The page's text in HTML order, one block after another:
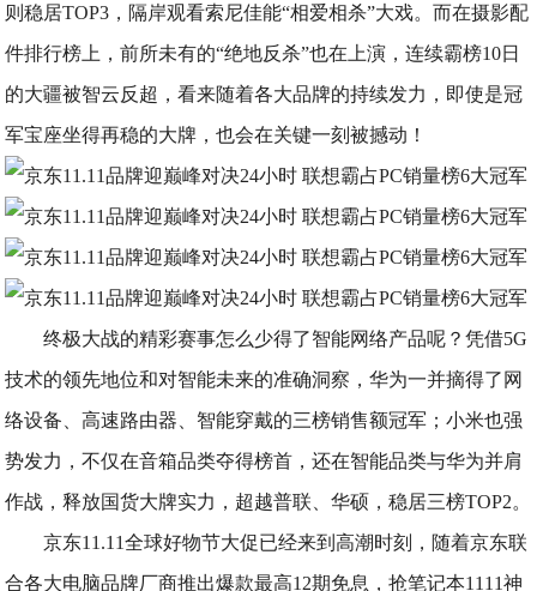
则稳居TOP3，隔岸观看索尼佳能“相爱相杀”大戏。而在摄影配
件排行榜上，前所未有的“绝地反杀”也在上演，连续霸榜10日
的大疆被智云反超，看来随着各大品牌的持续发力，即使是冠
军宝座坐得再稳的大牌，也会在关键一刻被撼动！
终极大战的精彩赛事怎么少得了智能网络产品呢？凭借5G
技术的领先地位和对智能未来的准确洞察，华为一并摘得了网
络设备、高速路由器、智能穿戴的三榜销售额冠军；小米也强
势发力，不仅在音箱品类夺得榜首，还在智能品类与华为并肩
作战，释放国货大牌实力，超越普联、华硕，稳居三榜TOP2。
京东11.11全球好物节大促已经来到高潮时刻，随着京东联
合各大电脑品牌厂商推出爆款最高12期免息，抢笔记本1111神